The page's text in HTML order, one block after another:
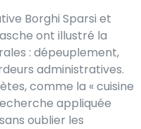
Borghi Sparsi et
ont illustré la
: dépeuplement,
administratives.
comme la « cuisine
appliquée
oublier les